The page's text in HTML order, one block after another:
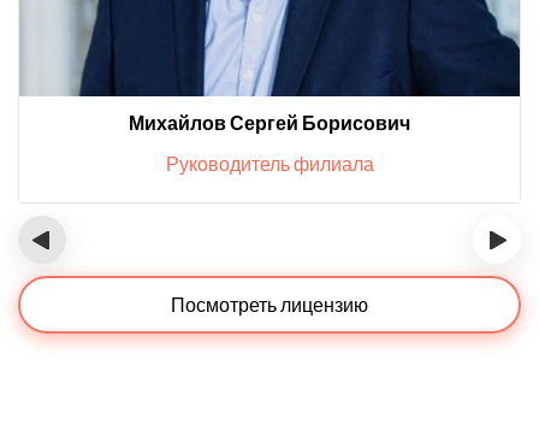
Михайлов Сергей Борисович
Руководитель филиала
‹ ›
Посмотреть лицензию